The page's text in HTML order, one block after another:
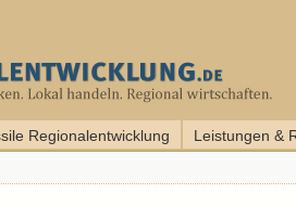
Regionalentwicklung Leistungen &